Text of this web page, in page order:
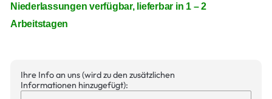
Niederlassungen verfügbar, lieferbar in 1 – 2
Arbeitstagen
Ihre Info an uns (wird zu den zusätzlichen
Informationen hinzugefügt):